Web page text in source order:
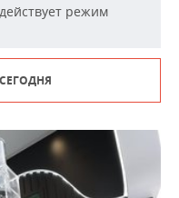
режим